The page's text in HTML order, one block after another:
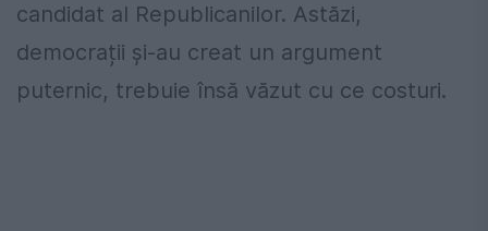
candidat al Republicanilor. Astăzi,
democrații și-au creat un argument
puternic, trebuie însă văzut cu ce costuri.